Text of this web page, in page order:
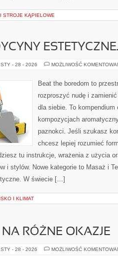
STROJE KĄPIELOWE
STY - 28 - 2026 MOŻLIWOŚĆ
Beat the boredom to
rozproszyć nudę i
dla siebie. To
kompozycjach
paznokci. Jeśli szukasz
chcesz lepiej rozumieć
tu instrukcje, wrażenia z użycia
i stylów. Nowe kategorie to Masaż i
W świecie […]
I KLIMAT
RÓŻNE OKAZJE
STY - 28 - 2026 MOŻLIWOŚĆ